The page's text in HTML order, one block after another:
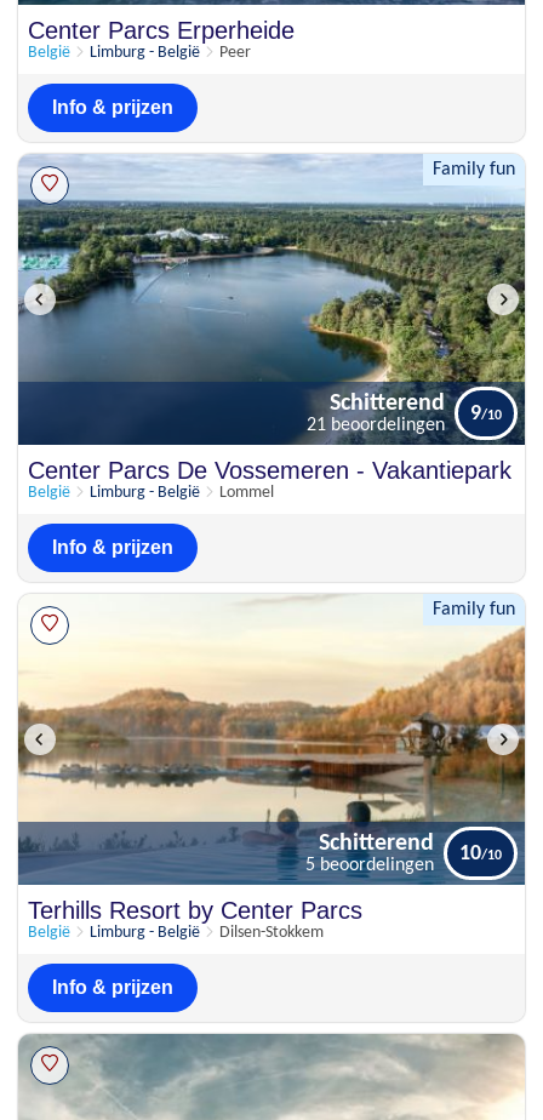
Center Parcs Erperheide
België Limburg - België Peer
Info & prijzen
Family fun
Schitterend 9
Center Parcs De Vossemeren - Vakantiepark
België Limburg - België Lommel
Schitterend
21 beoordelingen
9
Info & prijzen
Family fun
Schitterend
5 beoordelingen
Terhills Resort by Center Parcs
België Limburg - België Dilsen-Stokkem
Schitterend
5 beoordelingen
10
Info & prijzen